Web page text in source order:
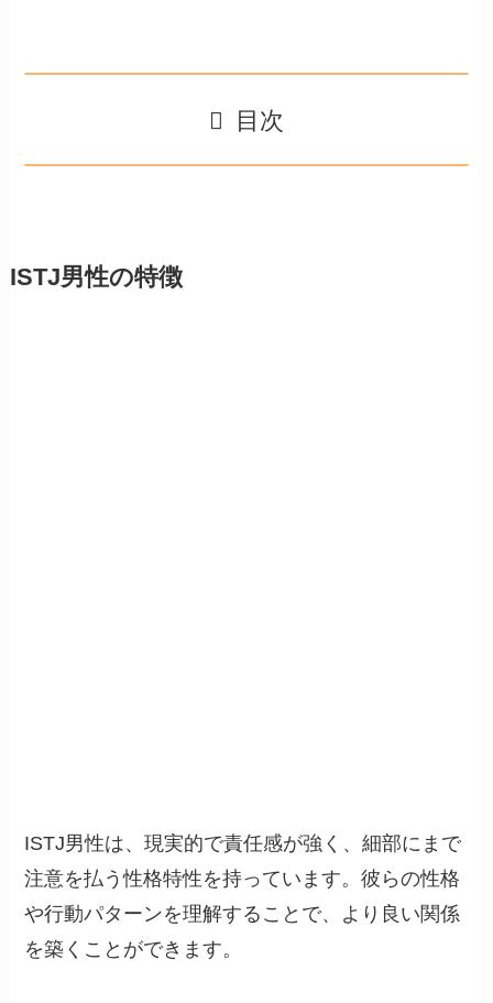
目次
ISTJ男性の特徴
ISTJ男性は、現実的で責任感が強く、細部にまで
注意を払う性格特性を持っています。彼らの性格
や行動パターンを理解することで、より良い関係
を築くことができます。